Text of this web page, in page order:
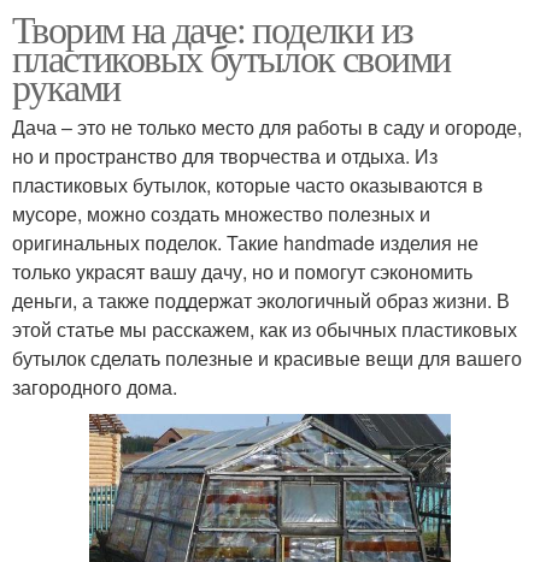
Творим на даче: поделки из
пластиковых бутылок своими
руками
Дача – это не только место для работы в саду и огороде,
но и пространство для творчества и отдыха. Из
пластиковых бутылок, которые часто оказываются в
мусоре, можно создать множество полезных и
оригинальных поделок. Такие handmade изделия не
только украсят вашу дачу, но и помогут сэкономить
деньги, а также поддержат экологичный образ жизни. В
этой статье мы расскажем, как из обычных пластиковых
бутылок сделать полезные и красивые вещи для вашего
загородного дома.